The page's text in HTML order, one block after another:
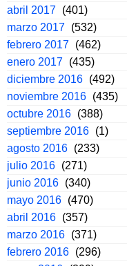
abril 2017 (401)
marzo 2017 (532)
febrero 2017 (462)
enero 2017 (435)
diciembre 2016 (492)
noviembre 2016 (435)
octubre 2016 (388)
septiembre 2016 (1)
agosto 2016 (233)
julio 2016 (271)
junio 2016 (340)
mayo 2016 (470)
abril 2016 (357)
marzo 2016 (371)
febrero 2016 (296)